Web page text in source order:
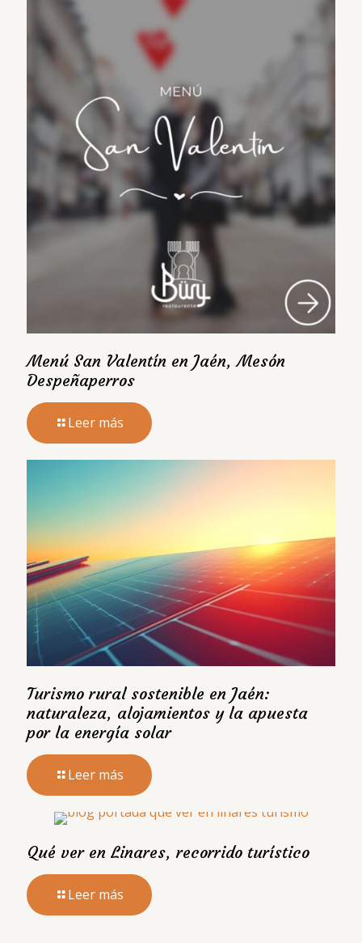
Menú San Valentín en Jaén, Mesón
Despeñaperros
Leer más
Turismo rural sostenible en Jaén:
naturaleza, alojamientos y la apuesta
por la energía solar
Leer más
Qué ver en Linares, recorrido turístico
Leer más